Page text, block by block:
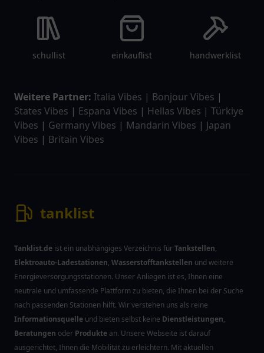
schullist einkauflist handwerklist
Weitere Partner: Italia Vibes | Bonjour Vibes |
States Vibes | Espana Vibes | Hellas Vibes | Türkiye
Vibes | Germany Vibes | Mandarin Vibes | Japan
Vibes | Britain Vibes
tanklist
Tanklist.de ist ein unabhängiges Verzeichnis fürTankstellen,
Elektroauto-Ladestationen, Wasserstofftankstellen und weitere
Energieversorgungsstationen. Unser Anliegen ist es, Ihnen eine
neutrale und umfassende Plattform zu bieten, die Ihnen bei der Suche
nach passenden Stationen hilft. Wir verstehen uns als reine
Informationsquelle und bieten selbst keine Dienstleistungen,
Beratungen oder Produkte an. Unsere Webseite ist darauf
ausgerichtet, Ihnen die Mobilität zu erleichtern. Mit aktuellen